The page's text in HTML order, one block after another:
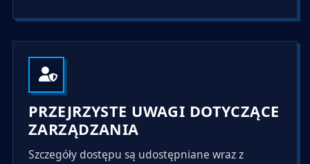
PRZEJRZYSTE UWAGI DOTYCZĄCE
ZARZĄDZANIA
Szczegóły dostępu są udostępniane wraz z